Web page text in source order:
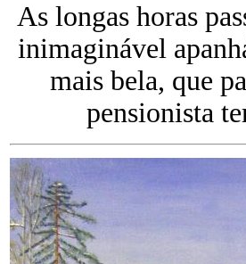
As longas horas
inimaginável
mais bela, que
pensionista